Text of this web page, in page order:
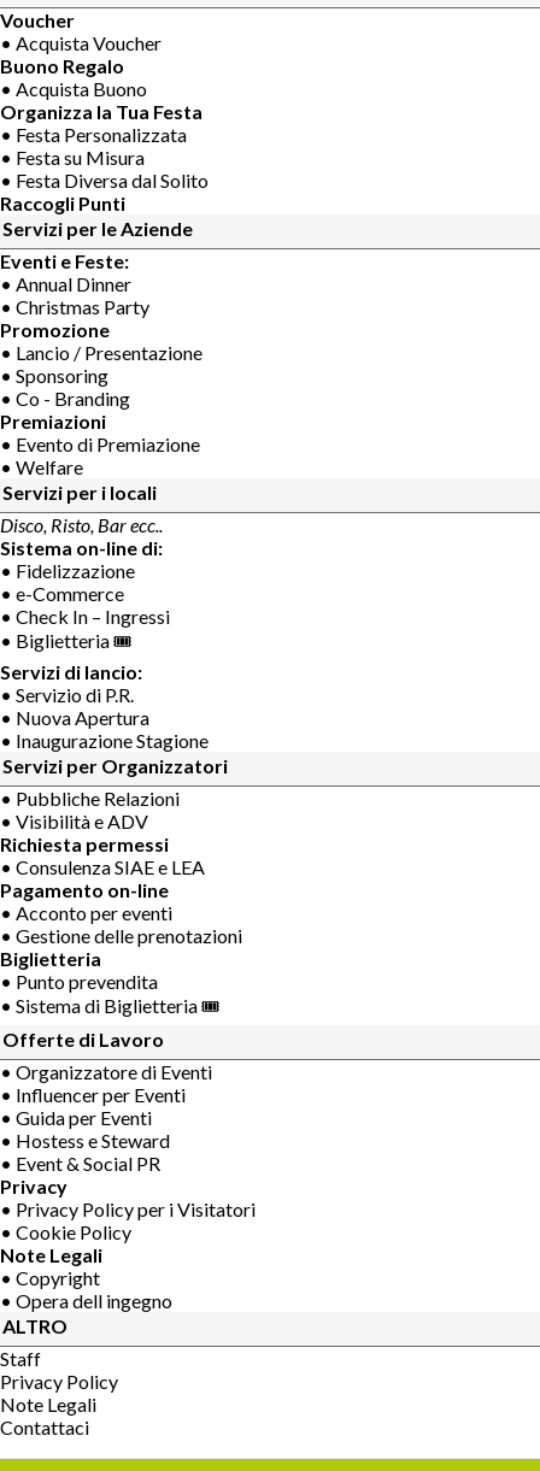
Voucher
• Acquista Voucher
Buono Regalo
• Acquista Buono
Organizza la Tua Festa
• Festa Personalizzata
• Festa su Misura
• Festa Diversa dal Solito
Raccogli Punti
Servizi per le Aziende
Eventi e Feste:
• Annual Dinner
• Christmas Party
Promozione
• Lancio / Presentazione
• Sponsoring
• Co - Branding
Premiazioni
• Evento di Premiazione
• Welfare
Servizi per i locali
Disco, Risto, Bar ecc..
Sistema on-line di:
• Fidelizzazione
• e-Commerce
• Check In – Ingressi
• Biglietteria 🎟
Servizi di lancio:
• Servizio di P.R.
• Nuova Apertura
• Inaugurazione Stagione
Servizi per Organizzatori
• Pubbliche Relazioni
• Visibilità e ADV
Richiesta permessi
• Consulenza SIAE e LEA
Pagamento on-line
• Acconto per eventi
• Gestione delle prenotazioni
Biglietteria
• Punto prevendita
• Sistema di Biglietteria 🎟
Offerte di Lavoro
• Organizzatore di Eventi
• Influencer per Eventi
• Guida per Eventi
• Hostess e Steward
• Event & Social PR
Privacy
• Privacy Policy per i Visitatori
• Cookie Policy
Note Legali
• Copyright
• Opera dell ingegno
ALTRO
Staff
Privacy Policy
Note Legali
Contattaci